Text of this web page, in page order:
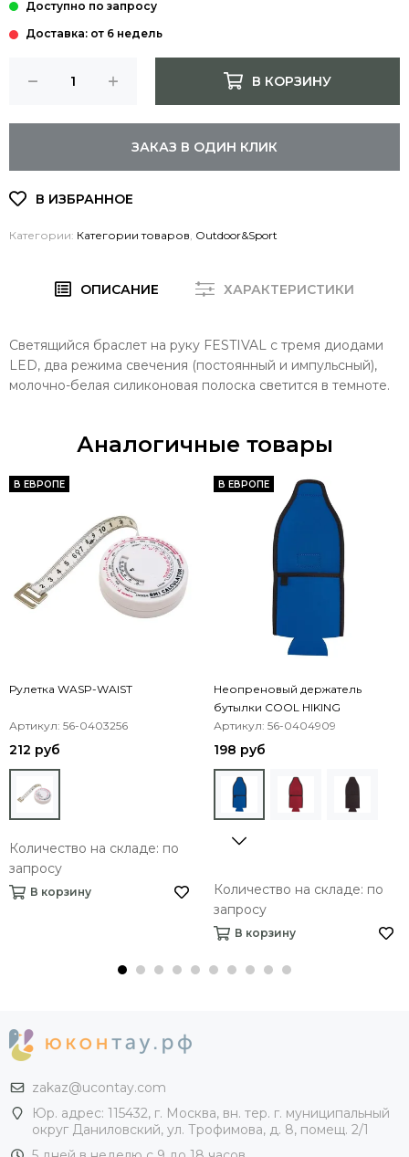
Доставка: от 6 недель
В КОРЗИНУ
ЗАКАЗ В ОДИН КЛИК
Категории: Категории товаров Outdoor&Sport
ОПИСАНИЕ ХАРАКТЕРИСТИКИ
Светящийся браслет на руку FESTIVAL с тремя диодами
LED, два режима свечения (постоянный и импульсный),
молочно-белая силиконовая полоска светится в темноте.
Аналогичные товары
В ЕВРОПЕ
Рулетка WASP-WAIST
Артикул: 56-0403256
212 руб
Количество на складе: по
запросу
В корзину
В ЕВРОПЕ
Неопреновый держатель
бутылки COOL HIKING
Артикул: 56-0404909
198 руб
Количество на складе: по
запросу
В корзину
zakaz@ucontay.com
Юр. адрес: 115432, г. Москва, вн. тер. г. муниципальный
округ Даниловский, ул. Трофимова, д. 8, помещ. 2/1